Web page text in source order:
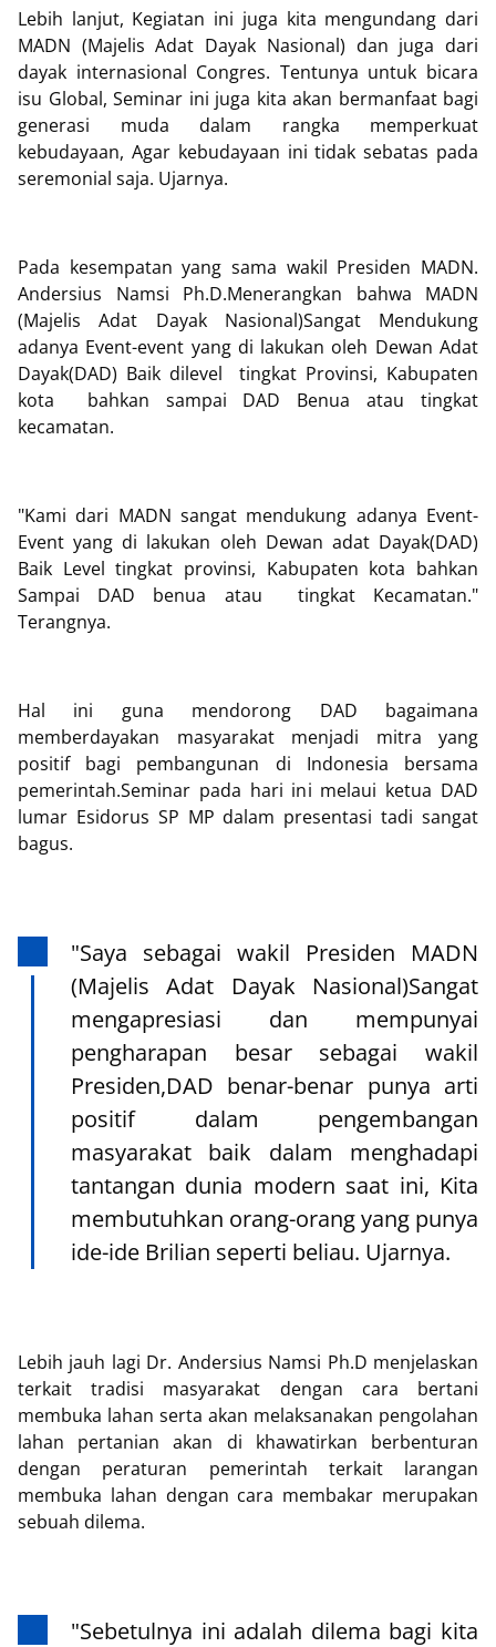
Lebih lanjut, Kegiatan ini juga kita mengundang dari
MADN (Majelis Adat Dayak Nasional) dan juga dari
dayak internasional Congres. Tentunya untuk bicara
isu Global, Seminar ini juga kita akan bermanfaat bagi
generasi muda dalam rangka memperkuat
kebudayaan, Agar kebudayaan ini tidak sebatas pada
seremonial saja. Ujarnya.
Pada kesempatan yang sama wakil Presiden MADN.
Andersius Namsi Ph.D.Menerangkan bahwa MADN
(Majelis Adat Dayak Nasional)Sangat Mendukung
adanya Event-event yang di lakukan oleh Dewan Adat
Dayak(DAD) Baik dilevel tingkat Provinsi, Kabupaten
kota bahkan sampai DAD Benua atau tingkat
kecamatan.
"Kami dari MADN sangat mendukung adanya Event-
Event yang di lakukan oleh Dewan adat Dayak(DAD)
Baik Level tingkat provinsi, Kabupaten kota bahkan
Sampai DAD benua atau tingkat Kecamatan."
Terangnya.
Hal ini guna mendorong DAD bagaimana
memberdayakan masyarakat menjadi mitra yang
positif bagi pembangunan di Indonesia bersama
pemerintah.Seminar pada hari ini melaui ketua DAD
lumar Esidorus SP MP dalam presentasi tadi sangat
bagus.
"Saya sebagai wakil Presiden MADN
(Majelis Adat Dayak Nasional)Sangat
mengapresiasi dan mempunyai
pengharapan besar sebagai wakil
Presiden,DAD benar-benar punya arti
positif dalam pengembangan
masyarakat baik dalam menghadapi
tantangan dunia modern saat ini, Kita
membutuhkan orang-orang yang punya
ide-ide Brilian seperti beliau. Ujarnya.
Lebih jauh lagi Dr. Andersius Namsi Ph.D menjelaskan
terkait tradisi masyarakat dengan cara bertani
membuka lahan serta akan melaksanakan pengolahan
lahan pertanian akan di khawatirkan berbenturan
dengan peraturan pemerintah terkait larangan
membuka lahan dengan cara membakar merupakan
sebuah dilema.
"Sebetulnya ini adalah dilema bagi kita